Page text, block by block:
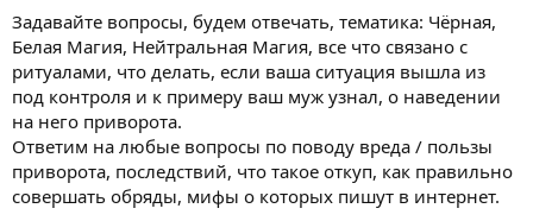
Задавайте вопросы, будем отвечать, тематика: Чёрная,
Белая Магия, Нейтральная Магия, все что связано с
ритуалами, что делать, если ваша ситуация вышла из
под контроля и к примеру ваш муж узнал, о наведении
на него приворота.
Ответим на любые вопросы по поводу вреда / пользы
приворота, последствий, что такое откуп, как правильно
совершать обряды, мифы о которых пишут в интернет.